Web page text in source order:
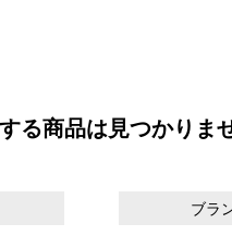
る商品は見つかりま
ブラ